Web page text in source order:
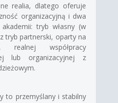
realia, dlatego oferuje
organizacyjną i dwa
tryb własny (w
tryb partnerski, oparty na
realnej współpracy
lub organizacyjnej z
to przemyślany i stabilny